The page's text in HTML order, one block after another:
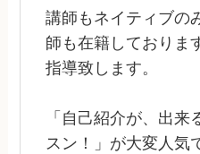
講師もネイティブの
師も在籍しておりま
指導致します。
「自己紹介が、出来
スン！」が大変人気